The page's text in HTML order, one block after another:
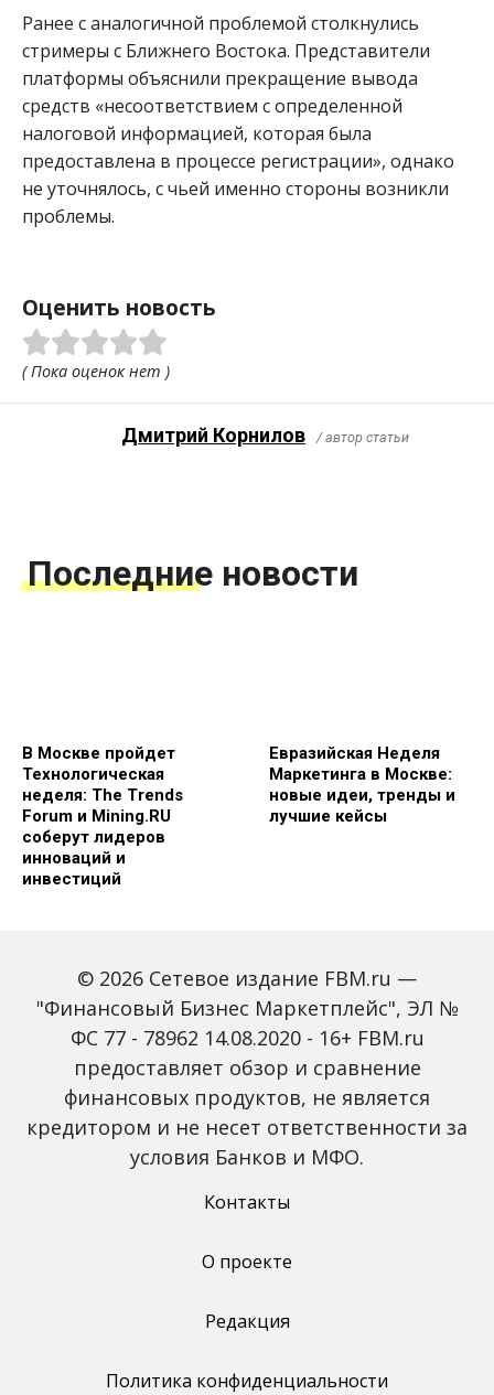
Ранее с аналогичной проблемой столкнулись
стримеры с Ближнего Востока. Представители
платформы объяснили прекращение вывода
средств «несоответствием с определенной
налоговой информацией, которая была
предоставлена в процессе регистрации», однако
не уточнялось, с чьей именно стороны возникли
проблемы.
Оценить новость
( Пока оценок нет )
Дмитрий Корнилов / автор статьи
Последние новости
В Москве пройдет
Технологическая
неделя: The Trends
Forum и Mining.RU
соберут лидеров
инноваций и
инвестиций
Евразийская Неделя
Маркетинга в Москве:
новые идеи, тренды и
лучшие кейсы
Global Tech Forum: как
ИИ меняет бизнес и
открывает новые
4.0 меняет правила
игры в медиаиндустрии
© 2026 Сетевое издание FBM.ru —
"Финансовый Бизнес Маркетплейс", ЭЛ №
ФС 77 - 78962 14.08.2020 - 16+ FBM.ru
предоставляет обзор и сравнение
финансовых продуктов, не является
кредитором и не несет ответственности за
условия Банков и МФО.
Контакты
О проекте
Редакция
Политика конфиденциальности